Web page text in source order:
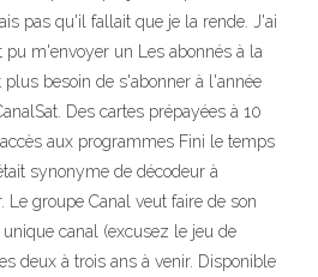
pas qu'il fallait que je la rende. J'ai
m'envoyer un Les abonnés à la
besoin de s'abonner à l'année
Des cartes prépayées à 10
aux programmes Fini le temps
synonyme de décodeur à
Le groupe Canal veut faire de son
canal (excusez le jeu de
deux à trois ans à venir. Disponible